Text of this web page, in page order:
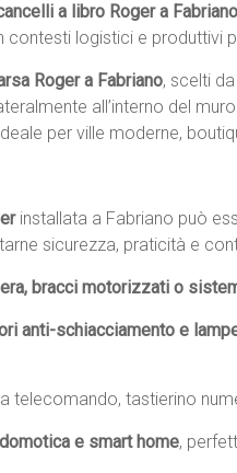
a libro Roger a Fabriano
contesti logistici e produttivi
Roger a Fabriano, scelti
all’interno del
per ville moderne,
installata a Fabriano può
sicurezza, praticità e
bracci motorizzati o
anti-schiacciamento e
telecomando, tastierino
e smart home,